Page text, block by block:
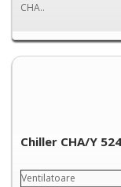
CHA..
Chiller CHA/Y 524
Ventilatoare